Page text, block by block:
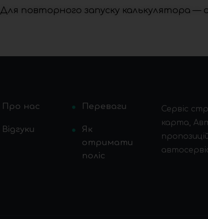
Для повторного запуску калькулятора —
Про нас Переваги
Відгуки
Як
отримати
поліс
Сервіс
карта,